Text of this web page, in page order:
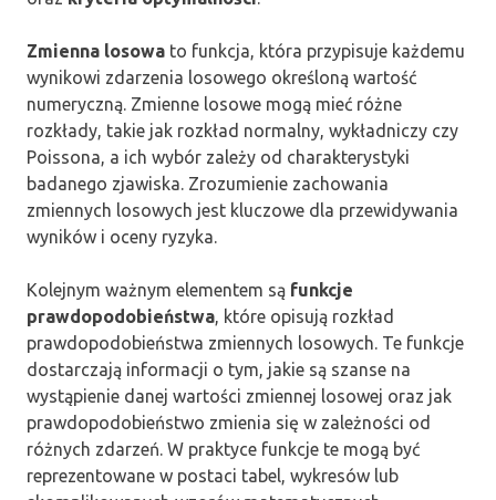
Zmienna losowa to funkcja, która przypisuje każdemu
wynikowi zdarzenia losowego określoną wartość
numeryczną. Zmienne losowe mogą mieć różne
rozkłady, takie jak rozkład normalny, wykładniczy czy
Poissona, a ich wybór zależy od charakterystyki
badanego zjawiska. Zrozumienie zachowania
zmiennych losowych jest kluczowe dla przewidywania
wyników i oceny ryzyka.
Kolejnym ważnym elementem są funkcje
prawdopodobieństwa , które opisują rozkład
prawdopodobieństwa zmiennych losowych. Te funkcje
dostarczają informacji o tym, jakie są szanse na
wystąpienie danej wartości zmiennej losowej oraz jak
prawdopodobieństwo zmienia się w zależności od
różnych zdarzeń. W praktyce funkcje te mogą być
reprezentowane w postaci tabel, wykresów lub